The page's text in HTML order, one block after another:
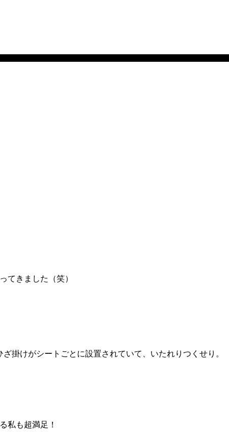
てきました（笑）
掛けがシートごとに設置されていて、いたれりつくせり。
私も超満足！